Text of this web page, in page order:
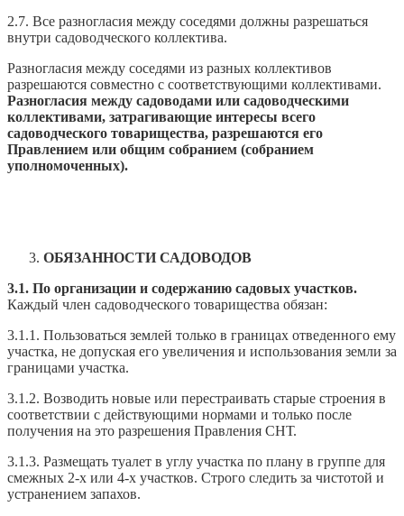
2.7. Все разногласия между соседями должны разрешаться
внутри садоводческого коллектива.
Разногласия между соседями из разных коллективов
разрешаются совместно с соответствующими коллективами.
Разногласия между садоводами или садоводческими
коллективами, затрагивающие интересы всего
садоводческого товарищества, разрешаются его
Правлением или общим собранием (собранием
уполномоченных).
ОБЯЗАННОСТИ САДОВОДОВ
3.1. По организации и содержанию садовых участков.
Каждый член садоводческого товарищества обязан:
3.1.1. Пользоваться землей только в границах отведенного ему
участка, не допуская его увеличения и использования земли за
границами участка.
3.1.2. Возводить новые или перестраивать старые строения в
соответствии с действующими нормами и только после
получения на это разрешения Правления СНТ.
3.1.3. Размещать туалет в углу участка по плану в группе для
смежных 2-х или 4-х участков. Строго следить за чистотой и
устранением запахов.